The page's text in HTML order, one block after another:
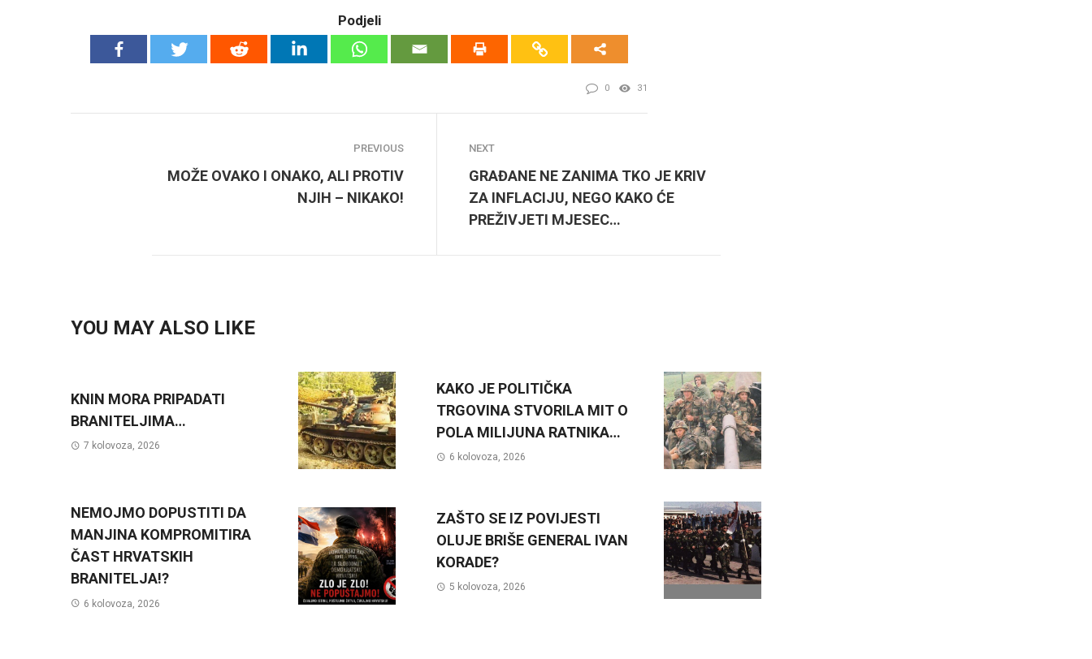
Podjeli
0 31
PREVIOUS
MOŽE OVAKO I ONAKO, ALI PROTIV
NJIH – NIKAKO!
NEXT
GRAĐANE NE ZANIMA TKO JE KRIV
ZA INFLACIJU, NEGO KAKO ĆE
PREŽIVJETI MJESEC…
YOU MAY ALSO LIKE
KNIN MORA PRIPADATI
BRANITELJIMA…
7 kolovoza, 2026
KAKO JE POLITIČKA
TRGOVINA STVORILA MIT O
POLA MILIJUNA RATNIKA…
6 kolovoza, 2026
NEMOJMO DOPUSTITI DA
MANJINA KOMPROMITIRA
ČAST HRVATSKIH
BRANITELJA!?
6 kolovoza, 2026
ZAŠTO SE IZ POVIJESTI
OLUJE BRIŠE GENERAL IVAN
KORADE?
5 kolovoza, 2026